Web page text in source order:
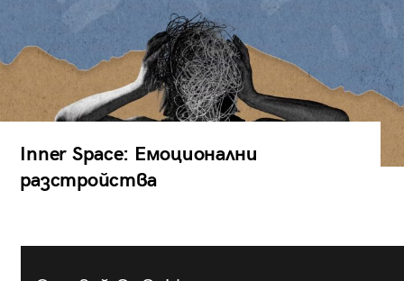
Inner Space: Емоционални
разстройства